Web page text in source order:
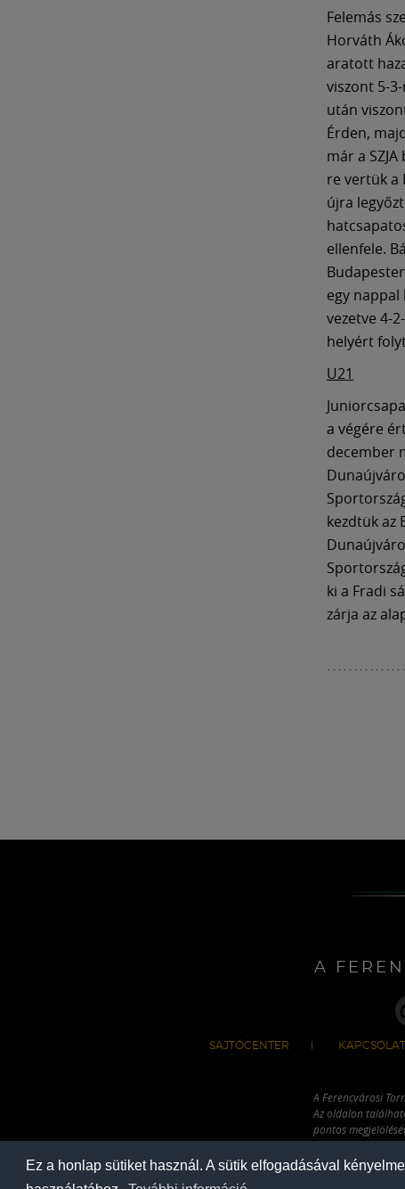
Ez a honlap sütiket használ. A sütik elfogadásával
Felemás
Horváth
aratott
viszont 5-
után
Érden,
már a
re vertük a
újra
ellenfele.
egy nappal
vezetve 4-
helyért
U21
a végére
december
kezdtük az
ki a Fradi
zárja az
A
SAJTÓCENTER KAPCSOLAT
A Ferencvárosi
Az oldalon
pontos
hivatkozással